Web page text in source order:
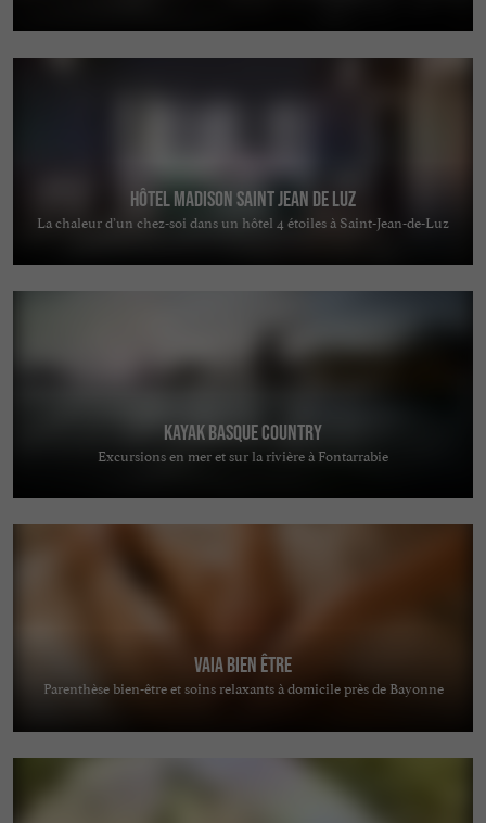
Hôtel Madison Saint Jean de Luz
La chaleur d’un chez-soi dans un hôtel 4 étoiles à Saint-Jean-de-Luz
Kayak Basque Country
Excursions en mer et sur la rivière à Fontarrabie
Vaia Bien Être
Parenthèse bien-être et soins relaxants à domicile près de Bayonne